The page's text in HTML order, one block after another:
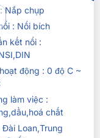
Nắp chụp
: Nối bích
kết nối :
động : 0 độ C ~
làm việc :
chất
Loan,Trung